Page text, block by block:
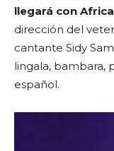
llegará con
dirección del
cantante Sidy
lingala, bambara,
español.